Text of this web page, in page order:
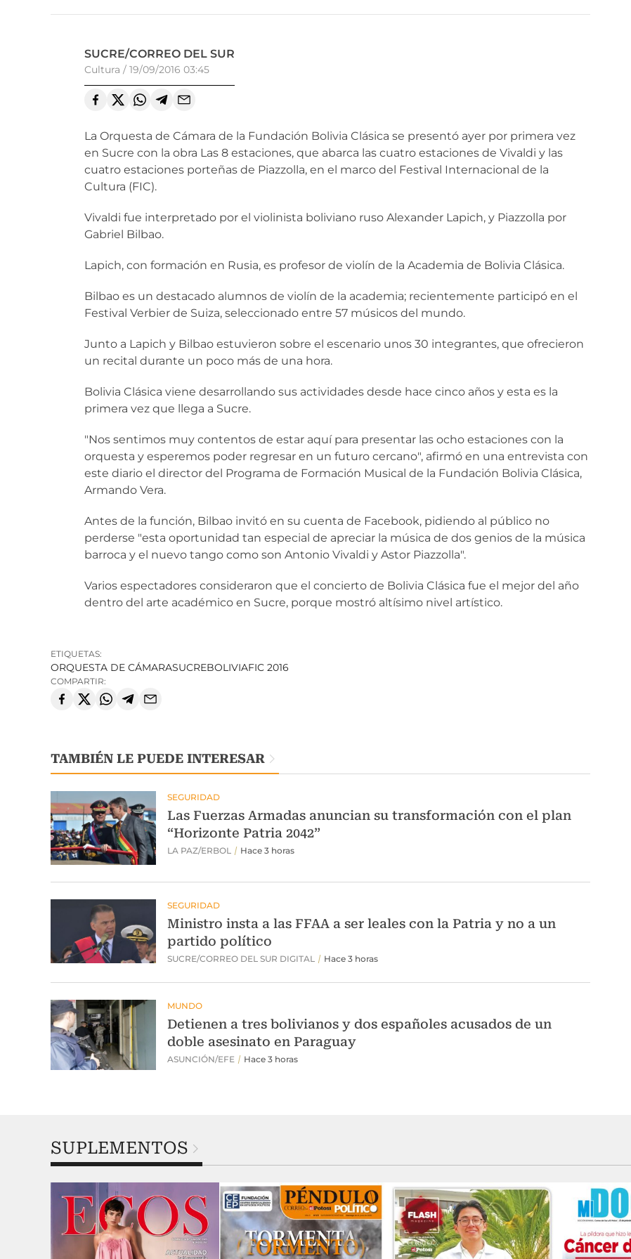
SUCRE/CORREO DEL SUR
Cultura / 19/09/2016 03:45
La Orquesta de Cámara de la Fundación Bolivia Clásica se presentó ayer por primera vez
en Sucre con la obra Las 8 estaciones, que abarca las cuatro estaciones de Vivaldi y las
cuatro estaciones porteñas de Piazzolla, en el marco del Festival Internacional de la
Cultura (FIC).
Vivaldi fue interpretado por el violinista boliviano ruso Alexander Lapich, y Piazzolla por
Gabriel Bilbao.
Lapich, con formación en Rusia, es profesor de violín de la Academia de Bolivia Clásica.
Bilbao es un destacado alumnos de violín de la academia; recientemente participó en el
Festival Verbier de Suiza, seleccionado entre 57 músicos del mundo.
Junto a Lapich y Bilbao estuvieron sobre el escenario unos 30 integrantes, que ofrecieron
un recital durante un poco más de una hora.
Bolivia Clásica viene desarrollando sus actividades desde hace cinco años y esta es la
primera vez que llega a Sucre.
"Nos sentimos muy contentos de estar aquí para presentar las ocho estaciones con la
orquesta y esperemos poder regresar en un futuro cercano", afirmó en una entrevista con
este diario el director del Programa de Formación Musical de la Fundación Bolivia Clásica,
Armando Vera.
Antes de la función, Bilbao invitó en su cuenta de Facebook, pidiendo al público no
perderse "esta oportunidad tan especial de apreciar la música de dos genios de la música
barroca y el nuevo tango como son Antonio Vivaldi y Astor Piazzolla".
Varios espectadores consideraron que el concierto de Bolivia Clásica fue el mejor del año
dentro del arte académico en Sucre, porque mostró altísimo nivel artístico.
ETIQUETAS:
ORQUESTA DE CÁMARASUCREBOLIVIAFIC 2016
COMPARTIR:
TAMBIÉN LE PUEDE INTERESAR
SUPLEMENTOS